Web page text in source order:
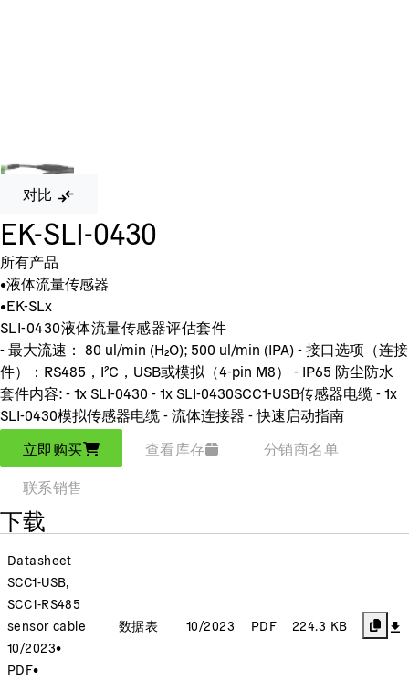
对比
EK-SLI-0430
所有产品
•液体流量传感器
•EK-SLx
SLI-0430液体流量传感器评估套件
- 最大流速： 80 ul/min (H₂O); 500 ul/min (IPA) - 接口选项（连接
件）：RS485，I²C，USB或模拟（4-pin M8） - IP65 防尘防水
套件内容: - 1x SLI-0430 - 1x SLI-0430SCC1-USB传感器电缆 - 1x
SLI-0430模拟传感器电缆 - 流体连接器 - 快速启动指南
立即购买
查看库存 分销商名单
联系销售
下载
Datasheet
SCC1-USB,
SCC1-RS485
sensor cable
10/2023•
PDF•
数据表 10/2023 PDF 224.3 KB